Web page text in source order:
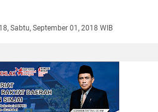
Sabtu, September 01, 2018 WIB